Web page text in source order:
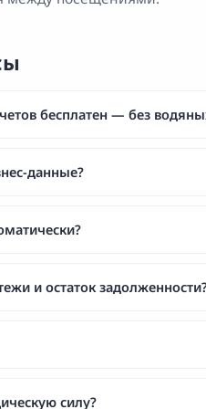
бесплатен — без
данные?
и остаток
силу?